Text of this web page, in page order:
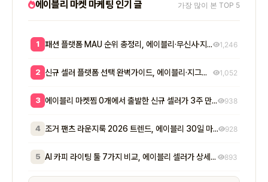
에이블리 마켓 마케팅 인기 글 가장 많이 본 TOP 5
1 패션 플랫폼 MAU 순위 총정리, 에이블리·무신사·지그재그 셀러 입점 전략 8단계 1,246
2 신규 셀러 플랫폼 선택 완벽가이드, 에이블리·지그재그·무신사 매출 비교와 7단계 공식 1,052
3 에이블리 마켓찜 0개에서 출발한 신규 셀러가 3주 만에 200개 넘긴 방법 - 초기 마켓찜이 매출에 실제로 미치는 영향 938
4 조거 팬츠 라운지룩 2026 트렌드, 에이블리 30일 마켓찜 1,400개 만든 7단계 928
5 AI 카피 라이팅 툴 7가지 비교, 에이블리 셀러가 상세페이지 전환율 2배 만든 실전 공식 893